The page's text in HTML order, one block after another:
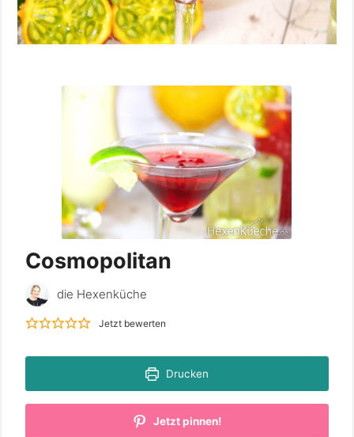
Cosmopolitan
die Hexenküche
Jetzt bewerten
Drucken
Jetzt pinnen!